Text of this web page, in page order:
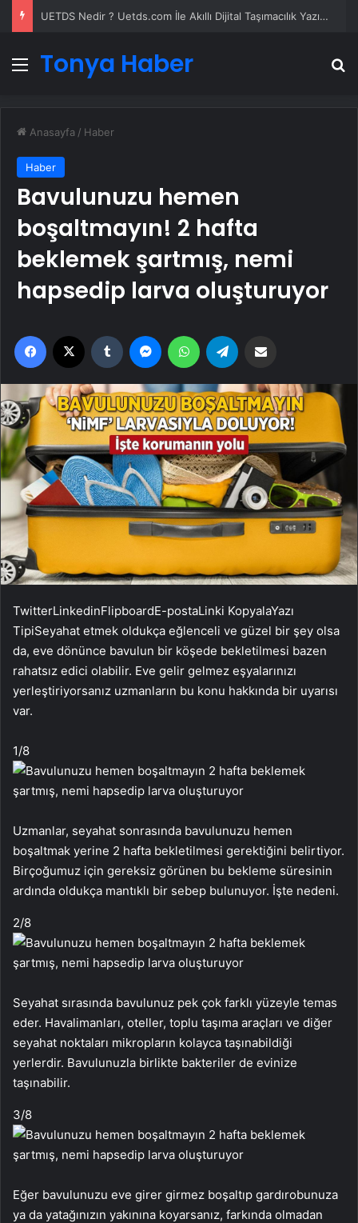
Yeni Dünya Düzensizliği Çağında Türk Dış Politikası ve Hakan Fidan Faktörü
Menü
Tonya Haber
Anasayfa / Haber
Haber
Bavulunuzu hemen
boşaltmayın! 2 hafta
beklemek şartmış, nemi
hapsedip larva oluşturuyor
Facebook Tumblr MessengerWhatsApp
TwitterLinkedinFlipboardE-postaLinki KopyalaYazı
TipiSeyahat etmek oldukça eğlenceli ve güzel bir şey olsa
da, eve dönünce bavulun bir köşede bekletilmesi bazen
rahatsız edici olabilir. Eve gelir gelmez eşyalarınızı
yerleştiriyorsanız uzmanların bu konu hakkında bir uyarısı
var.
1/8
Uzmanlar, seyahat sonrasında bavulunuzu hemen
boşaltmak yerine 2 hafta bekletilmesi gerektiğini belirtiyor.
Birçoğumuz için gereksiz görünen bu bekleme süresinin
ardında oldukça mantıklı bir sebep bulunuyor. İşte nedeni.
2/8
Seyahat sırasında bavulunuz pek çok farklı yüzeyle temas
eder. Havalimanları, oteller, toplu taşıma araçları ve diğer
seyahat noktaları mikropların kolayca taşınabildiği
yerlerdir. Bavulunuzla birlikte bakteriler de evinize
taşınabilir.
3/8
Eğer bavulunuzu eve girer girmez boşaltıp gardırobunuza
ya da yatağınızın yakınına koyarsanız, farkında olmadan